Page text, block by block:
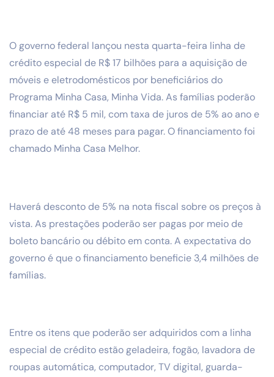
O governo federal lançou nesta quarta-feira linha de
crédito especial de R$ 17 bilhões para a aquisição de
móveis e eletrodomésticos por beneficiários do
Programa Minha Casa, Minha Vida. As famílias poderão
financiar até R$ 5 mil, com taxa de juros de 5% ao ano e
prazo de até 48 meses para pagar. O financiamento foi
chamado Minha Casa Melhor.
Haverá desconto de 5% na nota fiscal sobre os preços à
vista. As prestações poderão ser pagas por meio de
boleto bancário ou débito em conta. A expectativa do
governo é que o financiamento beneficie 3,4 milhões de
famílias.
Entre os itens que poderão ser adquiridos com a linha
especial de crédito estão geladeira, fogão, lavadora de
roupas automática, computador, TV digital, guarda-